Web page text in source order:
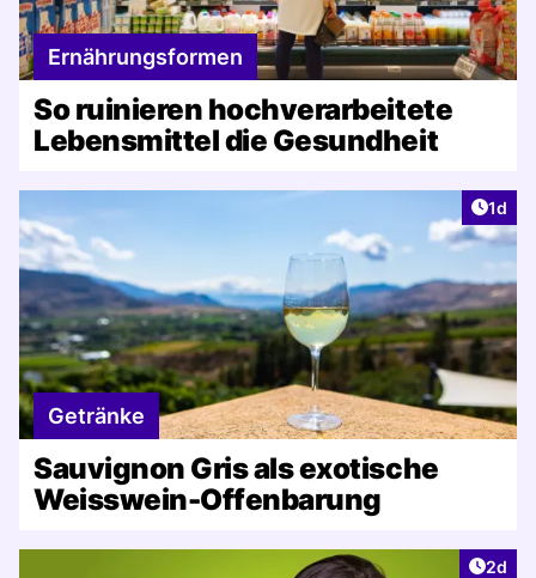
Ernährungsformen
So ruinieren hochverarbeitete
Lebensmittel die Gesundheit
1d
Getränke
Sauvignon Gris als exotische
Weisswein-Offenbarung
2d